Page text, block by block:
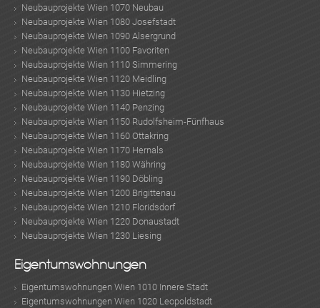
Neubauprojekte Wien 1070 Neubau
Neubauprojekte Wien 1080 Josefstadt
Neubauprojekte Wien 1090 Alsergrund
Neubauprojekte Wien 1100 Favoriten
Neubauprojekte Wien 1110 Simmering
Neubauprojekte Wien 1120 Meidling
Neubauprojekte Wien 1130 Hietzing
Neubauprojekte Wien 1140 Penzing
Neubauprojekte Wien 1150 Rudolfsheim-Fünfhaus
Neubauprojekte Wien 1160 Ottakring
Neubauprojekte Wien 1170 Hernals
Neubauprojekte Wien 1180 Währing
Neubauprojekte Wien 1190 Döbling
Neubauprojekte Wien 1200 Brigittenau
Neubauprojekte Wien 1210 Floridsdorf
Neubauprojekte Wien 1220 Donaustadt
Neubauprojekte Wien 1230 Liesing
Eigentumswohnungen
Eigentumswohnungen Wien 1010 Innere Stadt
Eigentumswohnungen Wien 1020 Leopoldstadt